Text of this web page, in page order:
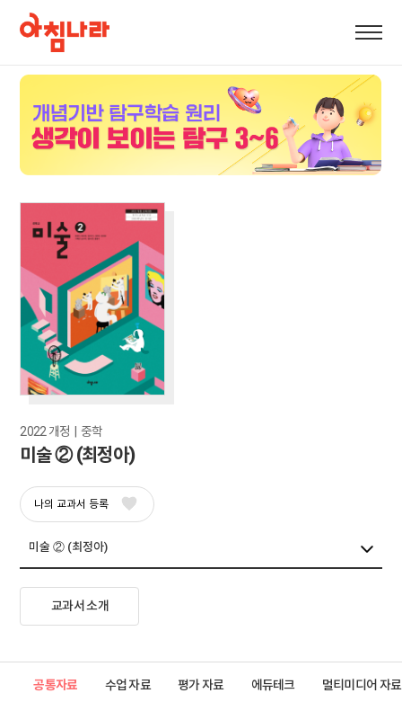
2022 개정  |  중학
미술 ② (최정아)
나의 교과서 등록
교과서 소개
공통자료 수업 자료 평가 자료 에듀테크 멀티미디어 자료